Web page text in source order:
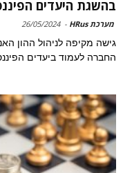
בהשגת היעדים
מערכת HRus -
26/05/2024
גישה מקיפה לניהול ההון
החברה לעמוד ביעדים